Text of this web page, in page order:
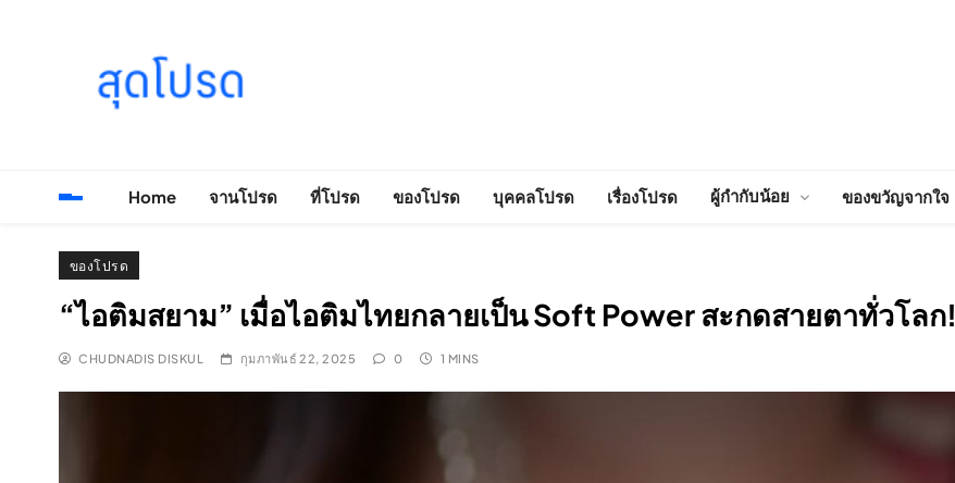
Home
จานโปรด ที่โปรด ของโปรด บุคคลโปรด เรื่องโปรด ผู้กำกับน้อย ของขวัญจากใจ
ของโปรด
“ไอติมสยาม” เมื่อไอติมไทยกลายเป็น Soft Power สะกดสายตาทั่วโลก!
CHUDNADIS DISKUL กุมภาพันธ์ 22, 2025 0 1 MINS